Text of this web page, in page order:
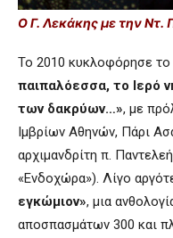
Ο Γ. Λεκάκης με την Ντ.
Το 2010 κυκλοφόρησε το
παιπαλόεσσα, το Ιερό
των δακρύων…», με
Ιμβρίων Αθηνών, Πάρι
αρχιμανδρίτη π.
«Ενδοχώρα»). Λίγο
εγκώμιον», μια
αποσπασμάτων 300 και